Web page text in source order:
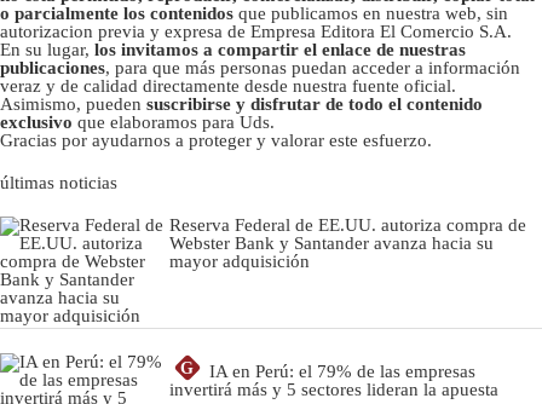
o parcialmente los contenidos que publicamos en nuestra web, sin
autorizacion previa y expresa de Empresa Editora El Comercio S.A.
En su lugar, los invitamos a compartir el enlace de nuestras
publicaciones, para que más personas puedan acceder a información
veraz y de calidad directamente desde nuestra fuente oficial.
Asimismo, pueden suscribirse y disfrutar de todo el contenido
exclusivo que elaboramos para Uds.
Gracias por ayudarnos a proteger y valorar este esfuerzo.
últimas noticias
Reserva Federal de EE.UU. autoriza compra de
Webster Bank y Santander avanza hacia su
mayor adquisición
G
IA en Perú: el 79% de las empresas
invertirá más y 5 sectores lideran la apuesta